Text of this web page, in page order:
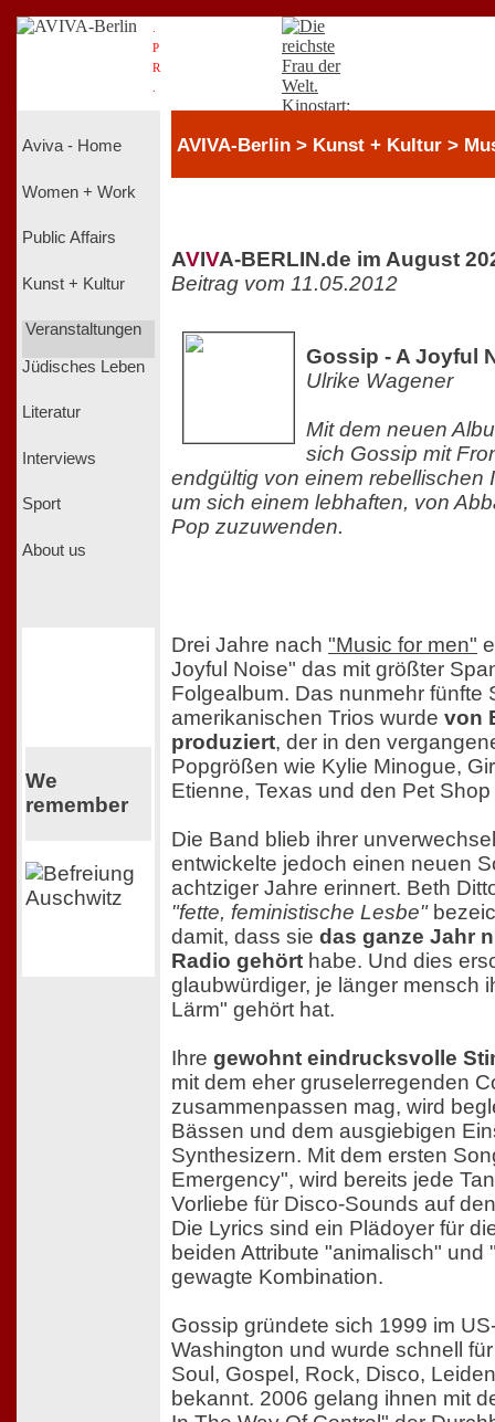
P
R
Aviva - Home
Women + Work
Public Affairs
Kunst + Kultur
Veranstaltungen
Jüdisches Leben
Literatur
Interviews
Sport
About us
We
remember
AVIVA-Berlin > Kunst + Kultur >
AVIVA-BERLIN.de im August
Beitrag vom 11.05.2012
Gossip - A Joyful
Ulrike Wagener
Mit dem neuen
sich Gossip mit
endgültig von einem rebellischen
um sich einem lebhaften, von
Pop zuzuwenden.
Drei Jahre nach "Music for men"
Joyful Noise" das mit größter
Folgealbum. Das nunmehr fünfte
amerikanischen Trios wurde von
produziert, der in den
Popgrößen wie Kylie Minogue,
Etienne, Texas und den Pet
Die Band blieb ihrer
entwickelte jedoch einen neuen
achtziger Jahre erinnert. Beth
"fette, feministische Lesbe"
damit, dass sie das ganze Jahr
Radio gehört habe. Und dies
glaubwürdiger, je länger mensch
Lärm" gehört hat.
Ihre gewohnt eindrucksvolle
mit dem eher gruselerregenden
zusammenpassen mag, wird
Bässen und dem ausgiebigen
Synthesizern. Mit dem ersten
Emergency", wird bereits jede
Vorliebe für Disco-Sounds auf
Die Lyrics sind ein Plädoyer für
beiden Attribute "animalisch" und
gewagte Kombination.
Gossip gründete sich 1999 im
Washington und wurde schnell
Soul, Gospel, Rock, Disco,
bekannt. 2006 gelang ihnen mit